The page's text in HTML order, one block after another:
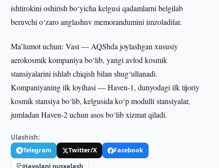
ishtirokini oshirish bo‘yicha kelgusi qadamlarni belgilab
beruvchi o‘zaro anglashuv memorandumini imzoladilar.
Ma’lumot uchun: Vast — AQShda joylashgan xususiy
aerokosmik kompaniya bo‘lib, yangi avlod kosmik
stansiyalarini ishlab chiqish bilan shug‘ullanadi.
Kompaniyaning ilk loyihasi — Haven-1, dunyodagi ilk tijoriy
kosmik stansiya bo‘lib, kelgusida ko‘p modulli stansiyalar,
jumladan Haven-2 uchun asos bo‘lib xizmat qiladi.
Ulashish:
Telegram Twitter/X
Facebook
Havolani nusxalash